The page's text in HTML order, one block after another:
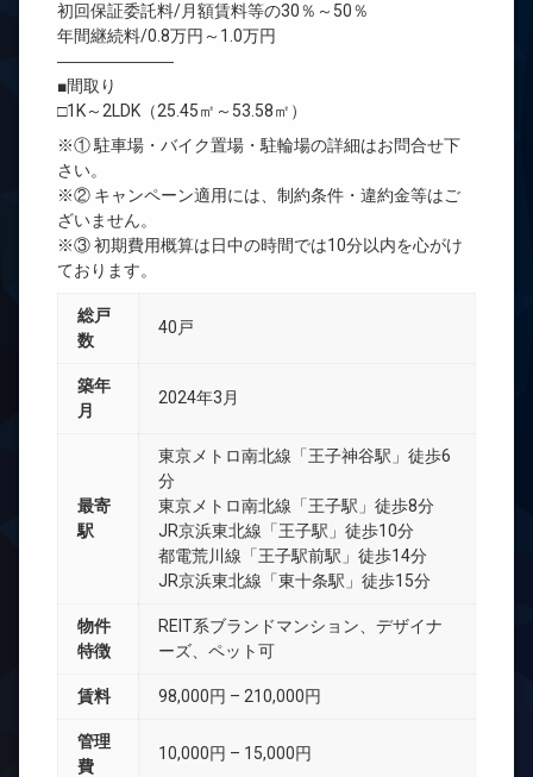
初回保証委託料/月額賃料等の30％～50％
年間継続料/0.8万円～1.0万円
―――――――
■間取り
□1K～2LDK（25.45㎡～53.58㎡）
※① 駐車場・バイク置場・駐輪場の詳細はお問合せ下
さい。
※② キャンペーン適用には、制約条件・違約金等はご
ざいません。
※③ 初期費用概算は日中の時間では10分以内を心がけ
ております。
総戸
数
40戸
築年
月
2024年3月
最寄
駅
東京メトロ南北線「王子神谷駅」徒歩6
分
東京メトロ南北線「王子駅」徒歩8分
JR京浜東北線「王子駅」徒歩10分
都電荒川線「王子駅前駅」徒歩14分
JR京浜東北線「東十条駅」徒歩15分
物件
特徴
REIT系ブランドマンション、デザイナ
ーズ、ペット可
賃料 98,000円 – 210,000円
管理
費
10,000円 – 15,000円